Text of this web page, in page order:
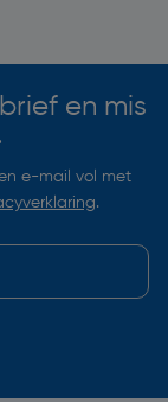
en mis
e-mail vol met
.